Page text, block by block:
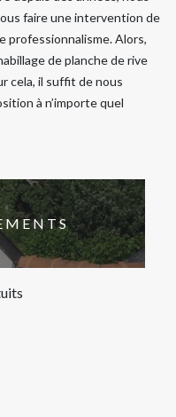
faire une intervention de
professionnalisme. Alors,
de planche de rive
cela, il suffit de nous
à n’importe quel